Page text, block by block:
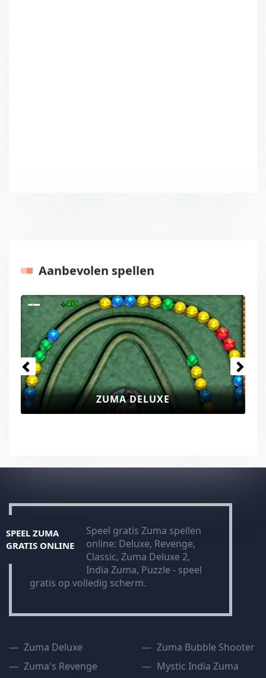
Aanbevolen spellen
ZUMA DELUXE
Vorige
SPEEL ZUMA
GRATIS ONLINE
Speel gratis Zuma spellen
online: Deluxe, Revenge,
Classic, Zuma Deluxe 2,
India Zuma, Puzzle - speel
gratis op volledig scherm.
Zuma Deluxe
Zuma's Revenge
Zuma Bubble Shooter
Mystic India Zuma